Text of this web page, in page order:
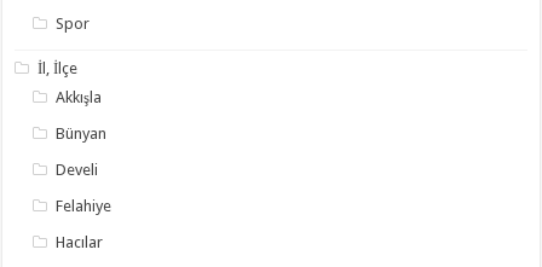
Spor
İl, İlçe
Akkışla
Bünyan
Develi
Felahiye
Hacılar